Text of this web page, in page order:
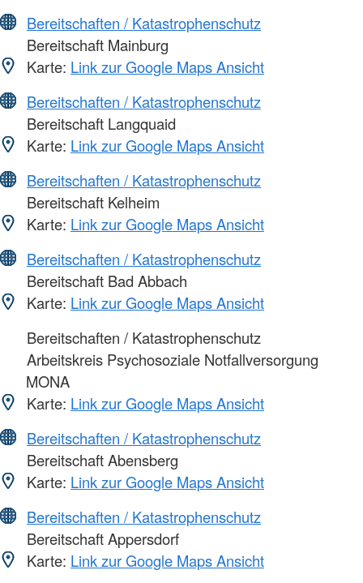
Bereitschaften / Katastrophenschutz
Bereitschaft Mainburg
Karte: Link zur Google Maps Ansicht
Bereitschaften / Katastrophenschutz
Bereitschaft Langquaid
Karte: Link zur Google Maps Ansicht
Bereitschaften / Katastrophenschutz
Bereitschaft Kelheim
Karte: Link zur Google Maps Ansicht
Bereitschaften / Katastrophenschutz
Bereitschaft Bad Abbach
Karte: Link zur Google Maps Ansicht
Bereitschaften / Katastrophenschutz
Arbeitskreis Psychosoziale Notfallversorgung
MONA
Karte: Link zur Google Maps Ansicht
Bereitschaften / Katastrophenschutz
Bereitschaft Abensberg
Karte: Link zur Google Maps Ansicht
Bereitschaften / Katastrophenschutz
Bereitschaft Appersdorf
Karte: Link zur Google Maps Ansicht